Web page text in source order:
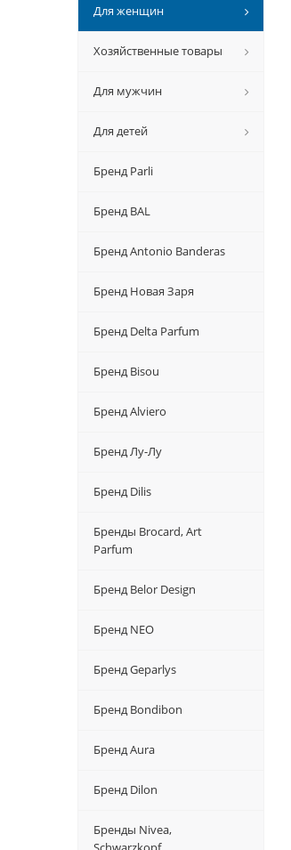
Для женщин
Хозяйственные товары
Для мужчин
Для детей
Бренд Parli
Бренд BAL
Бренд Antonio Banderas
Бренд Новая Заря
Бренд Delta Parfum
Бренд Bisou
Бренд Alviero
Бренд Лу-Лу
Бренд Dilis
Бренды Brocard, Art
Parfum
Бренд Belor Design
Бренд NEO
Бренд Geparlys
Бренд Bondibon
Бренд Aura
Бренд Dilon
Бренды Nivea,